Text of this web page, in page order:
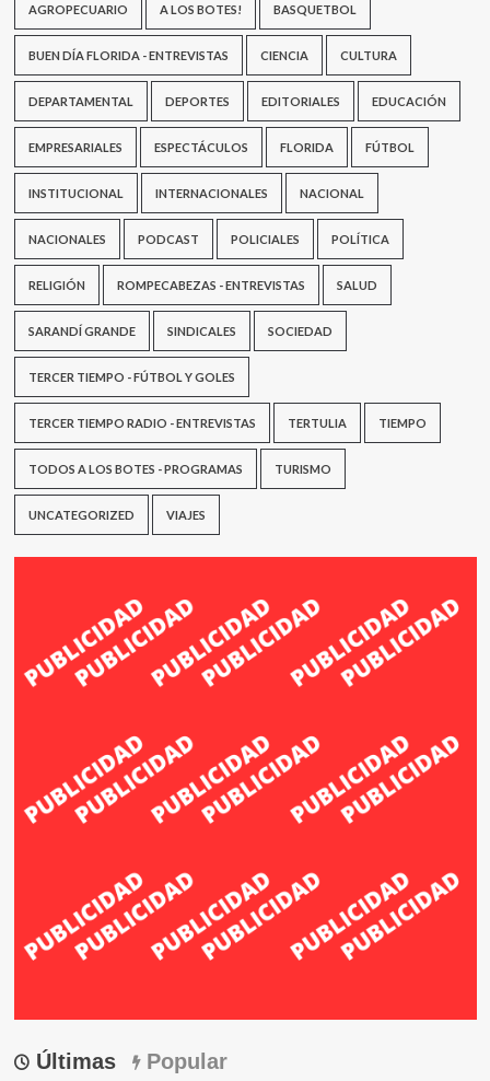
AGROPECUARIO A LOS BOTES! BASQUETBOL
BUEN DÍA FLORIDA - ENTREVISTAS CIENCIA CULTURA
DEPARTAMENTAL DEPORTES EDITORIALES EDUCACIÓN
EMPRESARIALES ESPECTÁCULOS FLORIDA FÚTBOL
INSTITUCIONAL INTERNACIONALES NACIONAL
NACIONALES PODCAST POLICIALES POLÍTICA
RELIGIÓN ROMPECABEZAS - ENTREVISTAS SALUD
SARANDÍ GRANDE SINDICALES SOCIEDAD
TERCER TIEMPO - FÚTBOL Y GOLES
TERCER TIEMPO RADIO - ENTREVISTAS TERTULIA TIEMPO
TODOS A LOS BOTES - PROGRAMAS TURISMO
UNCATEGORIZED VIAJES
Últimas Popular